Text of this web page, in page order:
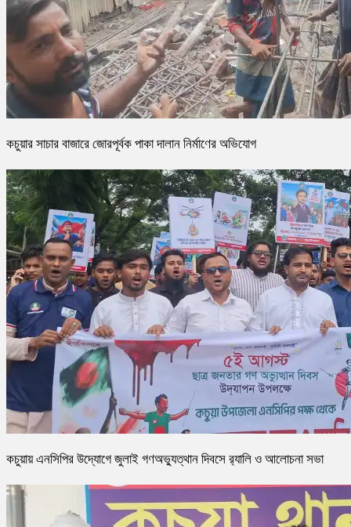
কচুয়ার সাচার বাজারে জোরপূর্বক পাকা দালান নির্মাণের অভিযোগ
কচুয়ায় এনসিপির উদ্যোগে জুলাই গণঅভ্যুত্থান দিবসে র‌্যালি ও আলোচনা সভা